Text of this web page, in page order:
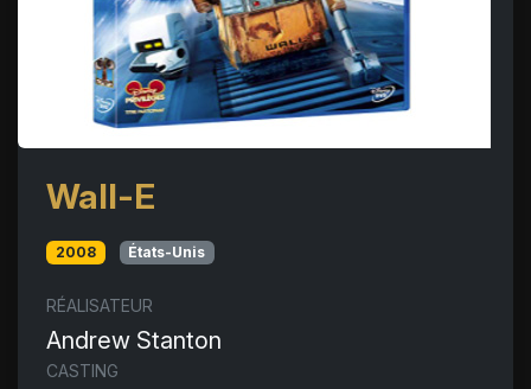
Wall-E
2008 États-Unis
RÉALISATEUR
Andrew Stanton
CASTING